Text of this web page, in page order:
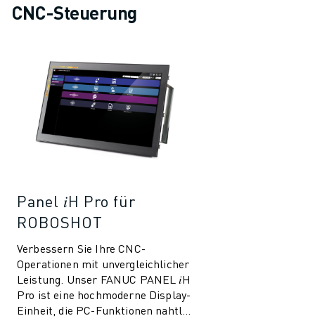
CNC-Steuerung
Panel 𝑖H Pro für
ROBOSHOT
Verbessern Sie Ihre CNC-
Operationen mit unvergleichlicher
Leistung. Unser FANUC PANEL 𝑖H
Pro ist eine hochmoderne Display-
Einheit, die PC-Funktionen nahtlos